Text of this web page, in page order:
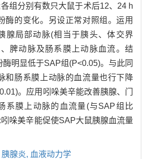
组分别有数只大鼠于术后12、24 h
酶的变化。另设正常对照组。运用
腺局部动脉(相当于胰头、体交界
脾动脉及肠系膜上动脉血流。结
酶明显低于SAP组(P<0.05)。与此同
和肠系膜上动脉的血流量也行下降
。应用吲哚美辛能改善胰腺、门
系膜上动脉的血流量(与SAP组比
哚美辛能促使SAP大鼠胰腺血流量
胰腺炎, 血液动力学